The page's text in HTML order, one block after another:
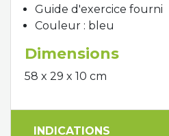
Guide d'exercice fourni
Couleur : bleu
Dimensions
58 x 29 x 10 cm
INDICATIONS